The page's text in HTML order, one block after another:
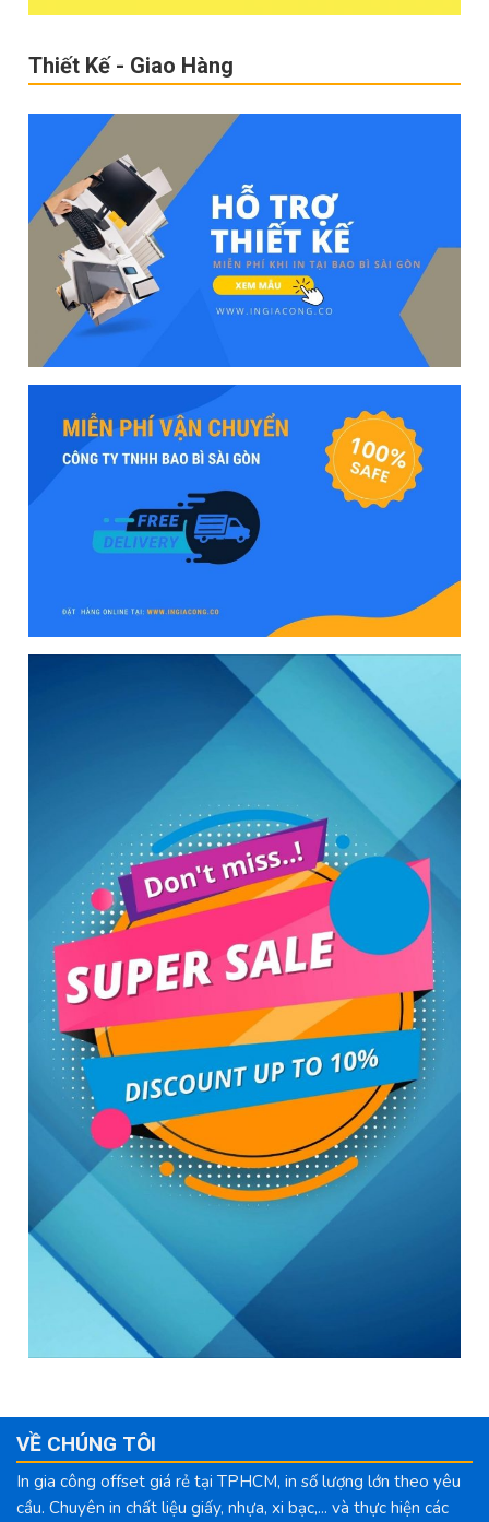
Thiết Kế - Giao Hàng
VỀ CHÚNG TÔI
In gia công offset giá rẻ tại TPHCM, in số lượng lớn theo yêu
cầu. Chuyên in chất liệu giấy, nhựa, xi bạc,... và thực hiện các